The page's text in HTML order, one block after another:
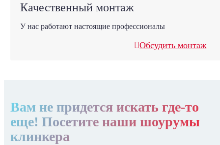
Качественный монтаж
У нас работают настоящие профессионалы
Обсудить монтаж
Вам не придется искать где-то
еще! Посетите наши шоурумы
клинкера